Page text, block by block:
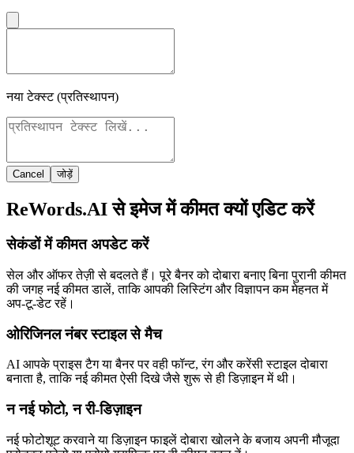
नया टेक्स्ट (प्रतिस्थापन)
Cancel जोड़ें
ReWords.AI से इमेज में कीमत क्यों एडिट करें
सेकंडों में कीमत अपडेट करें
सेल और ऑफर तेज़ी से बदलते हैं। पूरे बैनर को दोबारा बनाए बिना पुरानी कीमत
की जगह नई कीमत डालें, ताकि आपकी लिस्टिंग और विज्ञापन कम मेहनत में
अप-टू-डेट रहें।
ओरिजिनल नंबर स्टाइल से मैच
AI आपके प्राइस टैग या बैनर पर वही फॉन्ट, रंग और करेंसी स्टाइल दोबारा
बनाता है, ताकि नई कीमत ऐसी दिखे जैसे शुरू से ही डिज़ाइन में थी।
न नई फोटो, न री-डिज़ाइन
नई फोटोशूट करवाने या डिज़ाइन फाइलें दोबारा खोलने के बजाय अपनी मौजूदा